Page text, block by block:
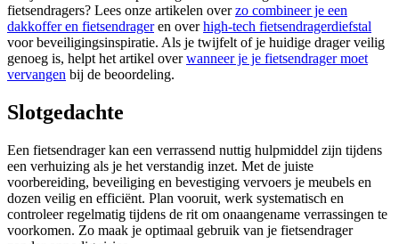
fietsendragers? Lees onze artikelen overzo combineer je een
dakkoffer en fietsendrageren overhigh-tech fietsendragerdiefstal
voor beveiligingsinspiratie. Als je twijfelt of je huidige drager veilig
genoeg is, helpt het artikel overwanneer je je fietsendrager moet
vervangen bij de beoordeling.
Slotgedachte
Een fietsendrager kan een verrassend nuttig hulpmiddel zijn tijdens
een verhuizing als je het verstandig inzet. Met de juiste
voorbereiding, beveiliging en bevestiging vervoers je meubels en
dozen veilig en efficiënt. Plan vooruit, werk systematisch en
controleer regelmatig tijdens de rit om onaangename verrassingen te
voorkomen. Zo maak je optimaal gebruik van je fietsendrager